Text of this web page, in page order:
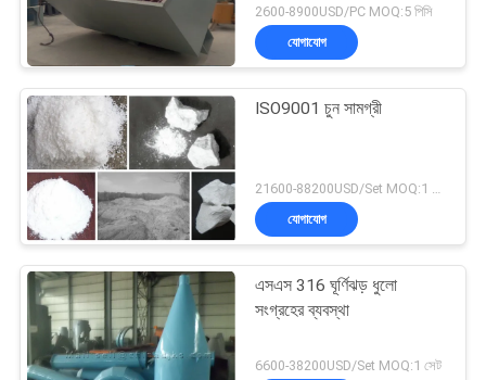
2600-8900USD/PC MOQ:5 পিসি
যোগাযোগ
ISO9001 চুন সামগ্রী
যোগাযোগ
এসএস 316 ঘূর্ণিঝড় ধুলো
সংগ্রহের ব্যবস্থা
6600-38200USD/Set MOQ:1 সেট